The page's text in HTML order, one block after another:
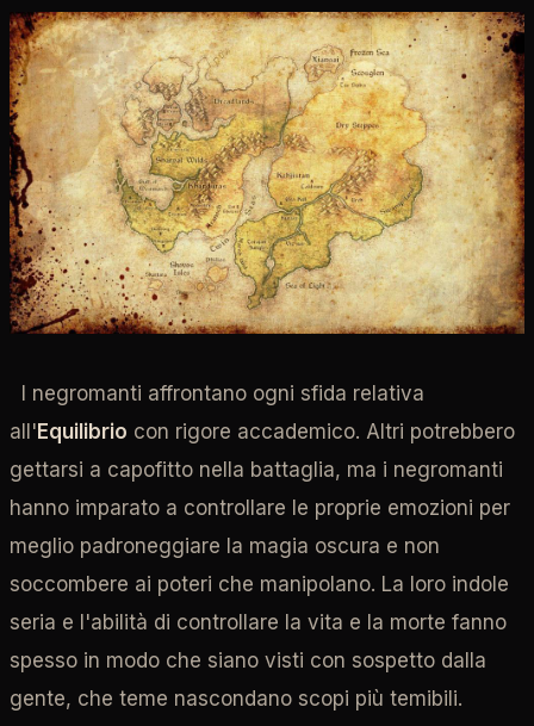
I negromanti affrontano ogni sfida relativa
all'Equilibrio con rigore accademico. Altri potrebbero
gettarsi a capofitto nella battaglia, ma i negromanti
hanno imparato a controllare le proprie emozioni per
meglio padroneggiare la magia oscura e non
soccombere ai poteri che manipolano. La loro indole
seria e l'abilità di controllare la vita e la morte fanno
spesso in modo che siano visti con sospetto dalla
gente, che teme nascondano scopi più temibili.